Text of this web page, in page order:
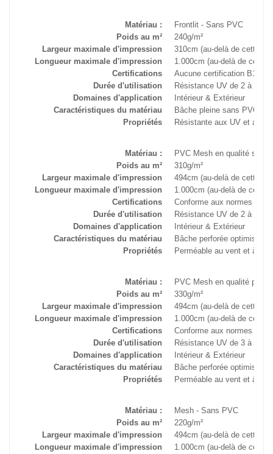
Matériau :
Poids au m²
Largeur maximale d'impression
Longueur maximale d'impression
Certifications
Durée d'utilisation
Domaines d'application
Caractéristiques du matériau
Propriétés
Frontlit - Sans PVC
240g/m²
310cm (au-delà de cette
1.000cm (au-delà de cette
Aucune certification B1
Résistance UV de 2 à 3 ans
Intérieur & Extérieur
Bâche pleine sans PVC
Résistante aux UV et aux
Matériau :
Poids au m²
Largeur maximale d'impression
Longueur maximale d'impression
Certifications
Durée d'utilisation
Domaines d'application
Caractéristiques du matériau
Propriétés
PVC Mesh en qualité
310g/m²
494cm (au-delà de cette
1.000cm (au-delà de cette
Conforme aux normes B1
Résistance UV de 2 à 3 ans
Intérieur & Extérieur
Bâche perforée optimisée
Perméable au vent et à la
Matériau :
Poids au m²
Largeur maximale d'impression
Longueur maximale d'impression
Certifications
Durée d'utilisation
Domaines d'application
Caractéristiques du matériau
Propriétés
PVC Mesh en qualité
330g/m²
494cm (au-delà de cette
1.000cm (au-delà de cette
Conforme aux normes B1
Résistance UV de 3 à 5 ans
Intérieur & Extérieur
Bâche perforée optimisée
Perméable au vent et à la
Matériau :
Poids au m²
Largeur maximale d'impression
Longueur maximale d'impression
Mesh - Sans PVC
220g/m²
494cm (au-delà de cette
1.000cm (au-delà de cette